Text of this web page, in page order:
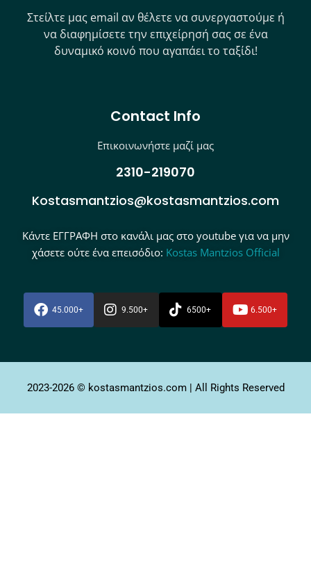
Στείλτε μας email αν θέλετε να συνεργαστούμε ή
να διαφημίσετε την επιχείρησή σας σε ένα
δυναμικό κοινό που αγαπάει το ταξίδι!
Contact Info
Επικοινωνήστε μαζί μας
2310-219070
Kostasmantzios@kostasmantzios.com
Κάντε ΕΓΓΡΑΦΗ στο κανάλι μας στο youtube για να μην
χάσετε ούτε ένα επεισόδιο: Kostas Mantzios Official
45.000+ 9.500+ 6500+ 6.500+
2023-2026 © kostasmantzios.com | All Rights Reserved